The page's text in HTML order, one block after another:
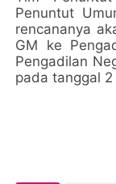
Penuntut
rencananya
GM ke
Pengadilan
pada tanggal